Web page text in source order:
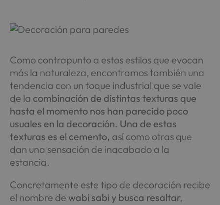
Como contrapunto a estos estilos que evocan
más la naturaleza, encontramos también una
tendencia con un toque industrial que se vale
de la combinación de distintas texturas que
hasta el momento nos han parecido poco
usuales en la decoración. Una de estas
texturas es el cemento, así como otras que
dan una sensación de inacabado a la
estancia.
Concretamente este tipo de decoración recibe
el nombre de wabi sabi y busca resaltar,